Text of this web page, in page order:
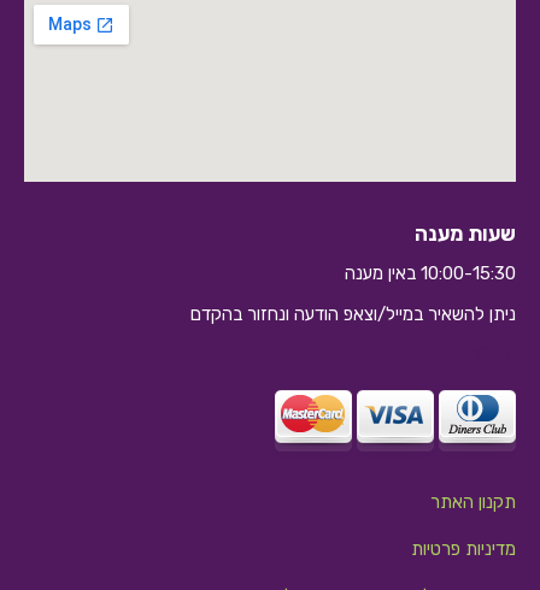
שעות מענה
10:00-15:30 באין מענה
ניתן להשאיר במייל/וצאפ הודעה ונחזור בהקדם
תקנון האתר
מדיניות פרטיות